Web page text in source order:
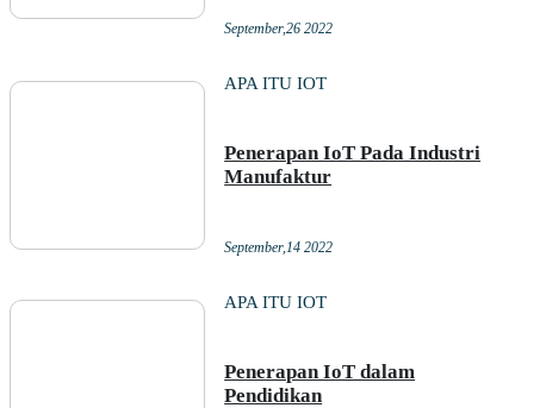
September,26 2022
APA ITU IOT
Penerapan IoT Pada Industri
Manufaktur
September,14 2022
APA ITU IOT
Penerapan IoT dalam
Pendidikan